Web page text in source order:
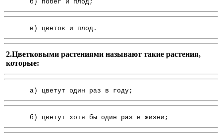
б) побег и плод;
в) цветок и плод.
2.Цветковыми растениями называют такие растения,
которые:
а) цветут один раз в году;
б) цветут хотя бы один раз в жизни;